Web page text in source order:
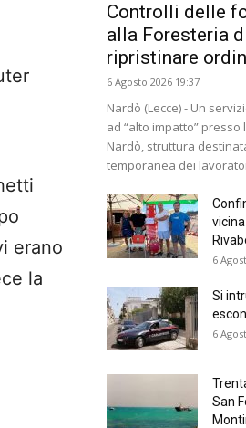
erano
la
Controlli delle
alla Foresteria
ripristinare
6 Agosto 2026 19:37
Nardò (Lecce) - Un
ad “alto impatto”
Nardò, struttura
temporanea dei
6
Si
6
San